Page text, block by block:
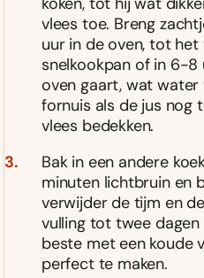
vlees toe. Breng
uur in de oven, tot het
snelkookpan of in 6-8
oven gaart, wat
fornuis als de jus nog
vlees bedekken.
Bak in een andere
minuten lichtbruin en
verwijder de tijm en
vulling tot twee
beste met een koude
perfect te maken.